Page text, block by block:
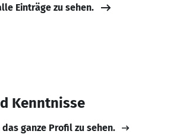
Einträge zu sehen.
Kenntnisse
ganze Profil zu sehen.